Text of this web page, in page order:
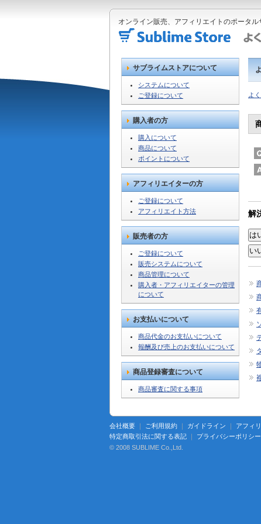
オンライン販売、アフィリエイトのポータル
サブライムストアについて
システムについて
ご登録について
購入者の方
購入について
商品について
ポイントについて
アフィリエイターの方
ご登録について
アフィリエイト方法
販売者の方
ご登録について
販売システムについて
商品管理について
購入者・アフィリエイターの管理
について
お支払いについて
商品代金のお支払いについて
報酬及び売上のお支払いについて
商品登録審査について
商品審査に関する事項
よ
解
会社概要 ｜ ご利用規約 ｜ ガイドライン ｜ アフィ
特定商取引法に関する表記 ｜ プライバシーポリシー
© 2008 SUBLIME Co.,Ltd.